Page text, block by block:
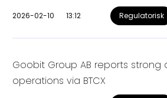
2026-02-10 13:12 Regulatorisk
Goobit Group AB reports strong
operations via BTCX